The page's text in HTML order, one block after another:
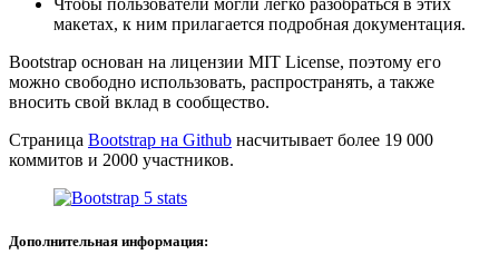
макетах, к ним прилагается подробная документация.
Bootstrap основан на лицензии MIT License, поэтому его
можно свободно использовать, распространять, а также
вносить свой вклад в сообщество.
Страница Bootstrap на Github насчитывает более 19 000
коммитов и 2000 участников.
Дополнительная информация: